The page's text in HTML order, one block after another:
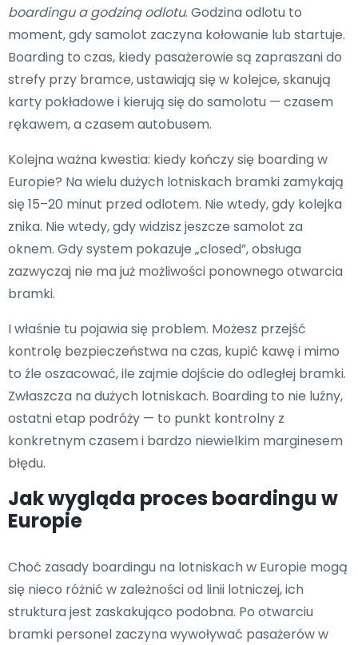
boardingu a godziną odlotu. Godzina odlotu to
moment, gdy samolot zaczyna kołowanie lub startuje.
Boarding to czas, kiedy pasażerowie są zapraszani do
strefy przy bramce, ustawiają się w kolejce, skanują
karty pokładowe i kierują się do samolotu — czasem
rękawem, a czasem autobusem.
Kolejna ważna kwestia: kiedy kończy się boarding w
Europie? Na wielu dużych lotniskach bramki zamykają
się 15–20 minut przed odlotem. Nie wtedy, gdy kolejka
znika. Nie wtedy, gdy widzisz jeszcze samolot za
oknem. Gdy system pokazuje „closed”, obsługa
zazwyczaj nie ma już możliwości ponownego otwarcia
bramki.
I właśnie tu pojawia się problem. Możesz przejść
kontrolę bezpieczeństwa na czas, kupić kawę i mimo
to źle oszacować, ile zajmie dojście do odległej bramki.
Zwłaszcza na dużych lotniskach. Boarding to nie luźny,
ostatni etap podróży — to punkt kontrolny z
konkretnym czasem i bardzo niewielkim marginesem
błędu.
Jak wygląda proces boardingu w
Europie
Choć zasady boardingu na lotniskach w Europie mogą
się nieco różnić w zależności od linii lotniczej, ich
struktura jest zaskakująco podobna. Po otwarciu
bramki personel zaczyna wywoływać pasażerów w